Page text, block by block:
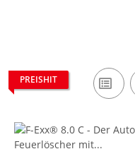
PREISHIT